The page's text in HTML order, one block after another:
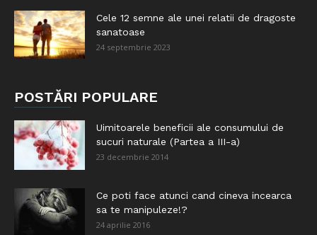
Cele 12 semne ale unei relatii de dragoste
sanatoase
24 septembrie 2023
POSTĂRI POPULARE
Uimitoarele beneficii ale consumului de
sucuri naturale (Partea a III-a)
23 decembrie 2014
Ce poti face atunci cand cineva incearca
sa te manipuleze!?
24 aprilie 2016